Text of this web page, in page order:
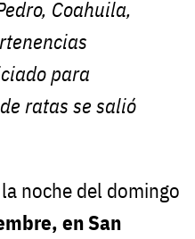
Coahuila,
para
ratas se salió
noche del domingo
en San